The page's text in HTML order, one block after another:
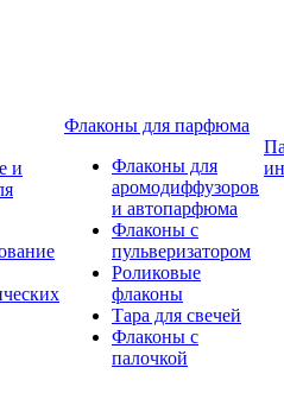
и
Флаконы для парфюма
Флаконы для
аромодиффузоров
и автопарфюма
Флаконы с
пульверизатором
Роликовые
флаконы
Тара для свечей
Флаконы с
палочкой